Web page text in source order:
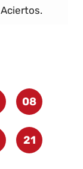
08
21